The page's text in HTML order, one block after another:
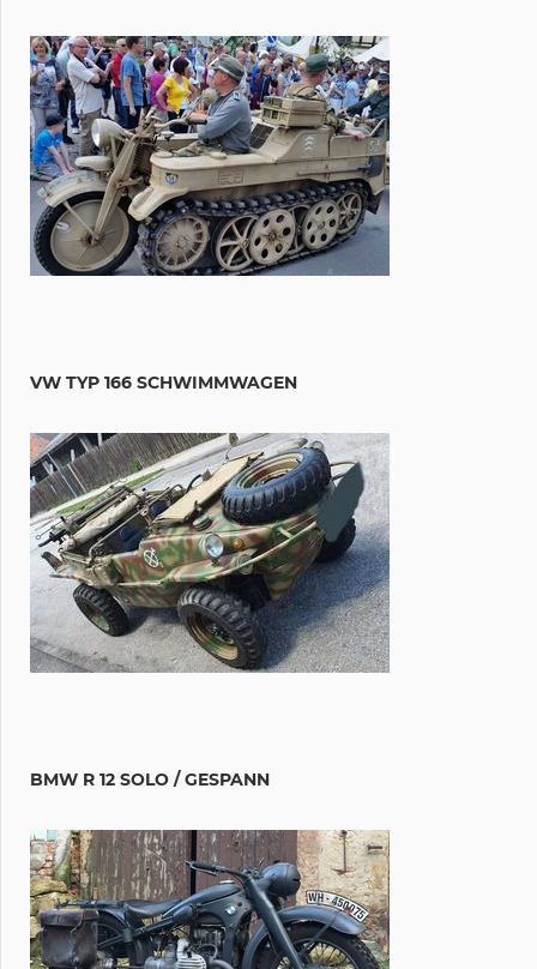
VW TYP 166 SCHWIMMWAGEN
BMW R 12 SOLO / GESPANN